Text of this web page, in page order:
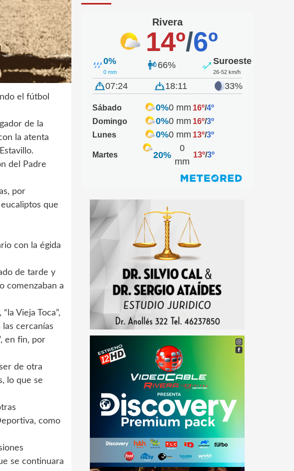
el fútbol
de la
la atenta
del Padre
por
que
con la égida
de tarde y
comenzaban a
Vieja Toca”,
las cercanías
en fin, por
de otra
lo que se
como
se continuara
Rivera
14º/6º
0%
0 mm
66% Suroeste
26-52 km/h
07:24 18:11 33%
Sábado 0%0 mm 16º/4º
Domingo
0%0 mm 16º/3º
Lunes
0%0 mm 13º/3º
Martes 20%
0
mm
13º/3º